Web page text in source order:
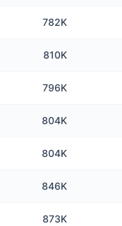
782K
810K
796K
804K
804K
846K
873K